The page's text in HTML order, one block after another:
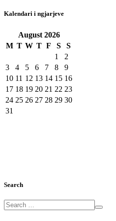
Kalendari i ngjarjeve
August 2026
M T W T F S
S
1
2
3
4 5 6 7 8
9
10 11 12 13 14 15 16
17 18 19 20 21 22 23
24 25 26 27 28 29 30
31
Search